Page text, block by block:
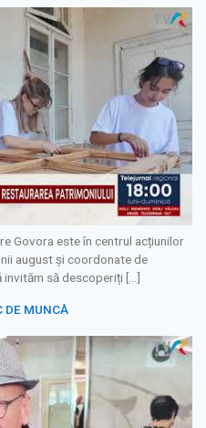
Govora este în centrul acțiunilor
august și coordonate de
să descoperiți […]
DE MUNCĂ